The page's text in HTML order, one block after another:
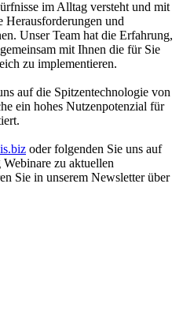
im Alltag versteht und mit
Herausforderungen und
Unser Team hat die Erfahrung,
mit Ihnen die für Sie
zu implementieren.
auf die Spitzentechnologie von
ein hohes Nutzenpotenzial für
oder folgenden Sie uns auf
zu aktuellen
Sie in unserem Newsletter über